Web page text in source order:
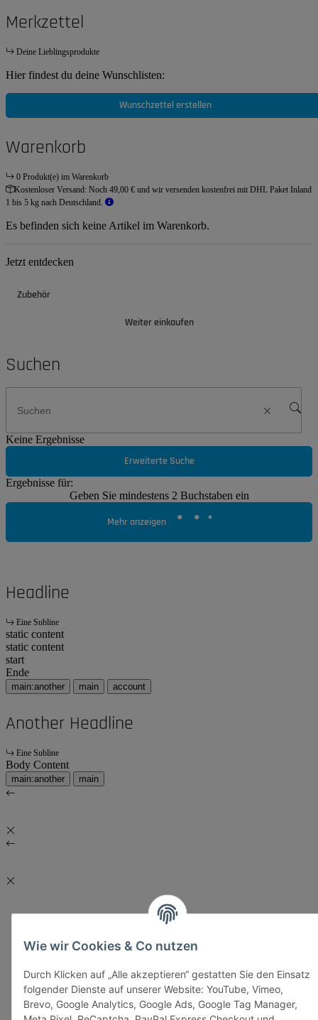
Wie wir Cookies & Co nutzen
Durch Klicken auf „Alle akzeptieren“ gestatten Sie den Einsatz
folgender Dienste auf unserer Website: YouTube, Vimeo,
Brevo, Google Analytics, Google Ads, Google Tag Manager,
Merkzettel
Deine Lieblingsprodukte
Hier findest du deine Wunschlisten:
Wunschzettel erstellen
Warenkorb
0 Produkt(e) im Warenkorb
Kostenloser Versand: Noch 49,00 € und wir versenden kostenfrei mit DHL Paket Inland
1 bis 5 kg nach Deutschland.
Es befinden sich keine Artikel im Warenkorb.
Jetzt entdecken
Zubehör
Weiter einkaufen
Suchen
Keine Ergebnisse
Erweiterte Suche
Ergebnisse für:
Geben Sie mindestens 2 Buchstaben ein
Mehr anzeigen
Headline
Eine Subline
static content
static content
start
Ende
main:another main account
Another Headline
Eine Subline
Body Content
main:another main